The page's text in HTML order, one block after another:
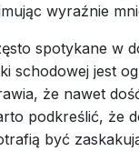
wyraźnie
spotykane w
schodowej jest
że nawet
podkreślić, że
być